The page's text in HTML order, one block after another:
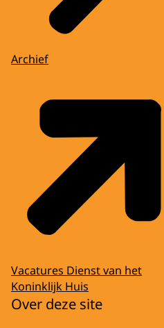
Archief
Vacatures Dienst van het
Koninklijk Huis
Over deze site